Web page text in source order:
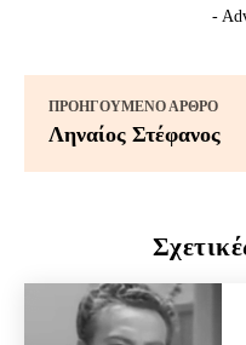
-
ΠΡΟΗΓΟΎΜΕΝΟ ΆΡΘΡΟ
Ληναίος Στέφανος